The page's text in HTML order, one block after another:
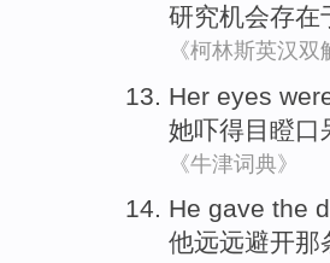
研究机会存在
《柯林斯英汉双
Her eyes
她吓得目瞪口
《牛津词典》
He gave the
他远远避开那